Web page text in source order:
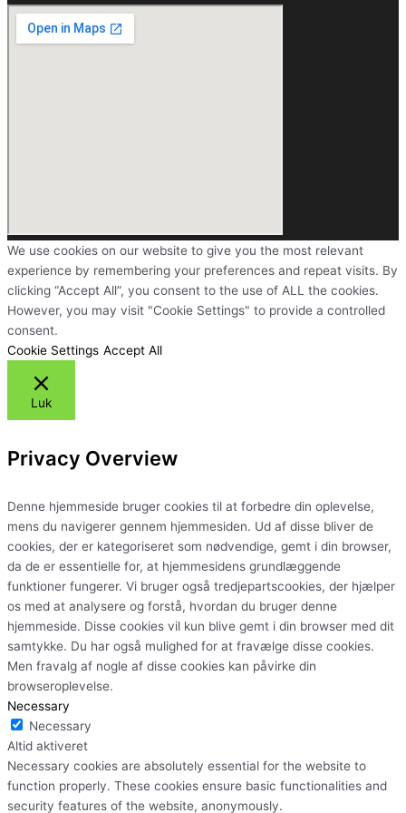
We use cookies on our website to give you the most relevant
experience by remembering your preferences and repeat visits. By
clicking “Accept All”, you consent to the use of ALL the cookies.
However, you may visit "Cookie Settings" to provide a controlled
consent.
Cookie Settings Accept All
Luk
Privacy Overview
Denne hjemmeside bruger cookies til at forbedre din oplevelse,
mens du navigerer gennem hjemmesiden. Ud af disse bliver de
cookies, der er kategoriseret som nødvendige, gemt i din browser,
da de er essentielle for, at hjemmesidens grundlæggende
funktioner fungerer. Vi bruger også tredjepartscookies, der hjælper
os med at analysere og forstå, hvordan du bruger denne
hjemmeside. Disse cookies vil kun blive gemt i din browser med dit
samtykke. Du har også mulighed for at fravælge disse cookies.
Men fravalg af nogle af disse cookies kan påvirke din
browseroplevelse.
Necessary
Necessary
Altid aktiveret
Necessary cookies are absolutely essential for the website to
function properly. These cookies ensure basic functionalities and
security features of the website, anonymously.